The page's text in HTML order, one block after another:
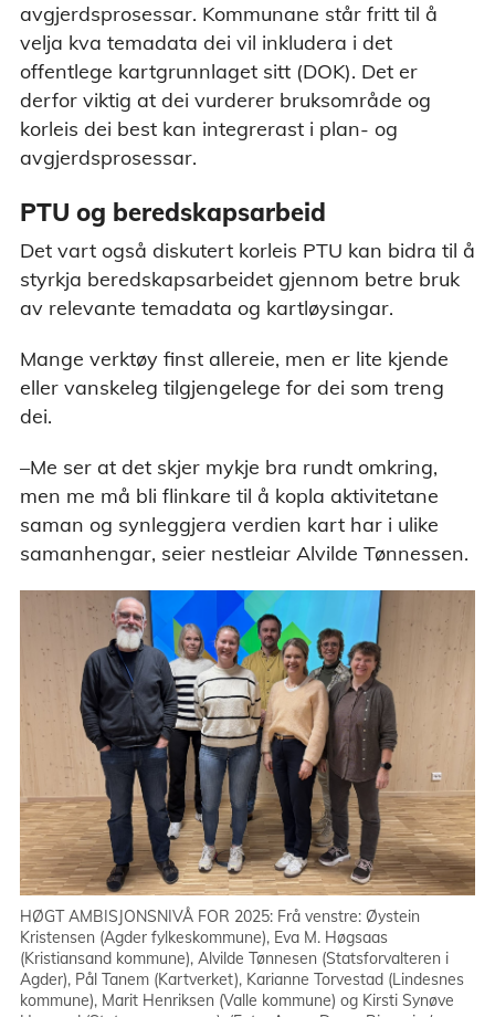
avgjerdsprosessar. Kommunane står fritt til å
velja kva temadata dei vil inkludera i det
offentlege kartgrunnlaget sitt (DOK). Det er
derfor viktig at dei vurderer bruksområde og
korleis dei best kan integrerast i plan- og
avgjerdsprosessar.
PTU og beredskapsarbeid
Det vart også diskutert korleis PTU kan bidra til å
styrkja beredskapsarbeidet gjennom betre bruk
av relevante temadata og kartløysingar.
Mange verktøy finst allereie, men er lite kjende
eller vanskeleg tilgjengelege for dei som treng
dei.
–Me ser at det skjer mykje bra rundt omkring,
men me må bli flinkare til å kopla aktivitetane
saman og synleggjera verdien kart har i ulike
samanhengar, seier nestleiar Alvilde Tønnessen.
HØGT AMBISJONSNIVÅ FOR 2025: Frå venstre: Øystein
Kristensen (Agder fylkeskommune), Eva M. Høgsaas
(Kristiansand kommune), Alvilde Tønnesen (Statsforvalteren i
Agder), Pål Tanem (Kartverket), Karianne Torvestad (Lindesnes
kommune), Marit Henriksen (Valle kommune) og Kirsti Synøve